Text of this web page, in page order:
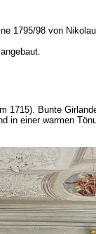
1795/98 von
1715). Bunte
in einer warmen